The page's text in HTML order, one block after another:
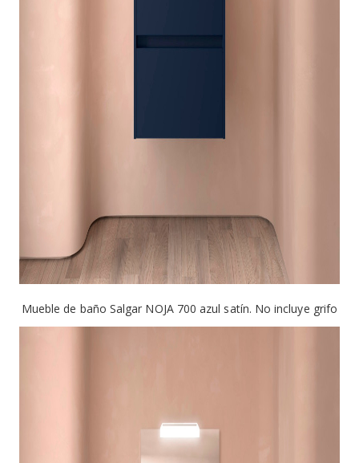
Mueble de baño Salgar NOJA 700 azul satín. No incluye grifo